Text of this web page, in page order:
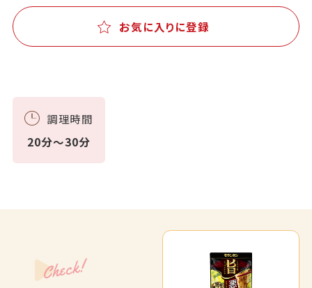
お気に入りに登録
調理時間
20分～30分
Check!